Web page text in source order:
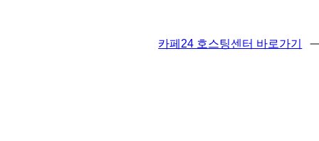
카페24 호스팅센터 바로가기